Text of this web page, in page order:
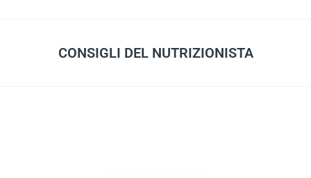
CONSIGLI DEL NUTRIZIONISTA